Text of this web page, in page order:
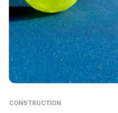
CONSTRUCTION